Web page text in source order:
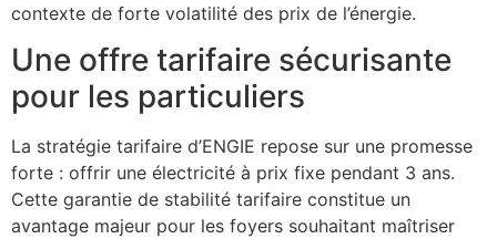
contexte de forte volatilité des prix de l’énergie.
Une offre tarifaire sécurisante
pour les particuliers
La stratégie tarifaire d’ENGIE repose sur une promesse
forte : offrir une électricité à prix fixe pendant 3 ans.
Cette garantie de stabilité tarifaire constitue un
avantage majeur pour les foyers souhaitant maîtriser